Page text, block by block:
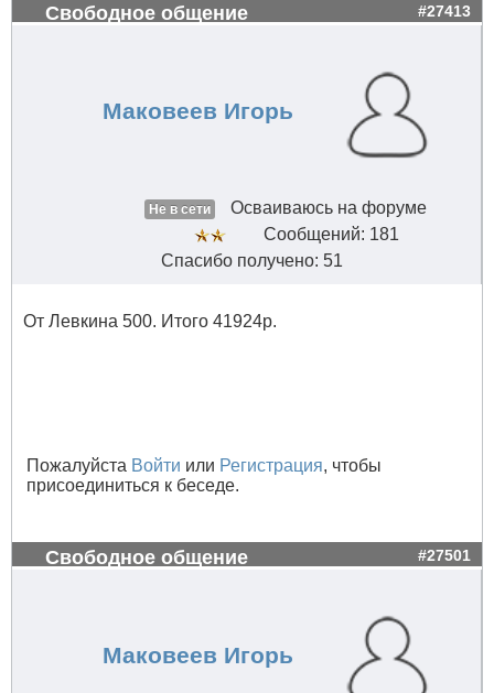
Свободное общение #27413
Маковеев Игорь
Не в сети
Осваиваюсь на форуме
Сообщений: 181
Спасибо получено: 51
От Левкина 500. Итого 41924р.
Пожалуйста Войти или Регистрация, чтобы
присоединиться к беседе.
Свободное общение #27501
Маковеев Игорь